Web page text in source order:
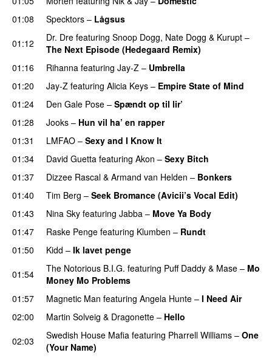
01:08
Specktors – Lågsus
01:12
Dr. Dre featuring Snoop Dogg, Nate Dogg & Kurupt –
The Next Episode (Hedegaard Remix)
01:16
Rihanna featuring Jay-Z – Umbrella
01:20
Jay-Z featuring Alicia Keys – Empire State of Mind
01:24
Den Gale Pose – Spændt op til lir’
01:28
Jooks – Hun vil ha’ en rapper
01:31
LMFAO – Sexy and I Know It
01:34
David Guetta featuring Akon – Sexy Bitch
01:37
Dizzee Rascal & Armand van Helden – Bonkers
01:40
Tim Berg – Seek Bromance (Avicii’s Vocal Edit)
01:43 Nina Sky featuring Jabba – Move Ya Body
01:47
Raske Penge featuring Klumben – Rundt
01:50
Kidd – Ik lavet penge
01:54
The Notorious B.I.G. featuring Puff Daddy & Mase – Mo
Money Mo Problems
01:57
Magnetic Man featuring Angela Hunte – I Need Air
02:00 Martin Solveig & Dragonette – Hello
02:03
Swedish House Mafia featuring Pharrell Williams – One
(Your Name)